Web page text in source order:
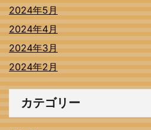
2024年5月
2024年4月
2024年3月
2024年2月
カテゴリー